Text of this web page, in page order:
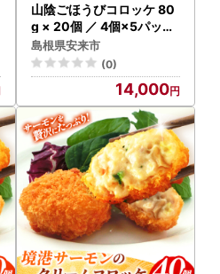
山陰ごほうびコロッケ 80
g × 20個 ／ 4個×5パック
20個入り カニ クリーム コ
ロッケ ごほうび ごちそう
美味しい パーティー おも
てなし 人気 簡単 時短 タイ
ムパフォーマンス 小分け
べにずわいがに ズワイガ
ニ 生乳 とろとろ おいしい
島根県 安来市【14-SF-26
】
島根県安来市
(0)
14,000